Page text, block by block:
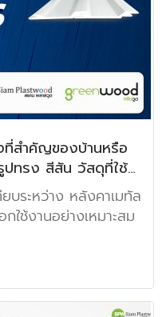
ที่สำคัญของบ้านหรือ
ปทรง สีสัน วัสดุที่ใช้
บระหว่าง หลังคาเมทัล
ใช้งานอย่างเหมาะสม